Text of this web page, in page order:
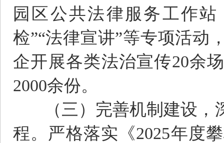
园区公共法律服务工作
检”“法律宣讲”等专项活动
企开展各类法治宣传20余
2000余份。
（三）完善机制建设，
程。严格落实《2025年度